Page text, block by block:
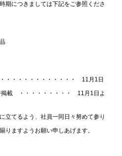
期につきましては下記をご参照くださ
・・・・・・・・・・・・ 11月1日
掲載 ・・・・・・・・・ 11月1日よ
立てるよう、社員一同日々努めて参り
りますようお願い申しあげます。